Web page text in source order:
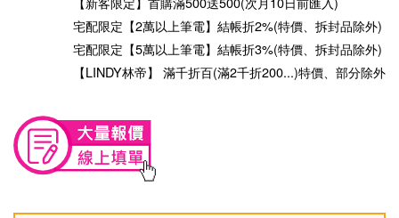
宅配限定【2萬以上筆電】結帳折2%(特價、拆封品除外)
宅配限定【5萬以上筆電】結帳折3%(特價、拆封品除外)
【LINDY林帝】 滿千折百(滿2千折200...)特價、部分除外